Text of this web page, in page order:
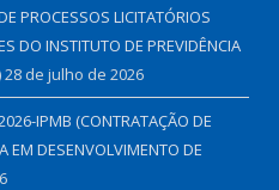
PROCESSOS LICITATÓRIOS
DO INSTITUTO DE PREVIDÊNCIA
28 de julho de 2026
IPMB (CONTRATAÇÃO DE
EM DESENVOLVIMENTO DE